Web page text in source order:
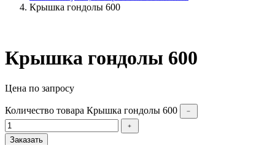
Крышка гондолы 600
Крышка гондолы 600
Цена по запросу
Количество товара Крышка гондолы 600
﹣
﹢
Заказать